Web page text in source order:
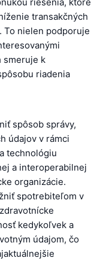
transakčných
To nielen podporuje
smeruje k
riadenia
spôsob správy,
údajov v rámci
technológiu
a interoperabilnej
organizácie.
spotrebiteľom v
kedykoľvek a
údajom, čo